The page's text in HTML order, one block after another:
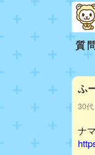
質
ふ
30代
ナ